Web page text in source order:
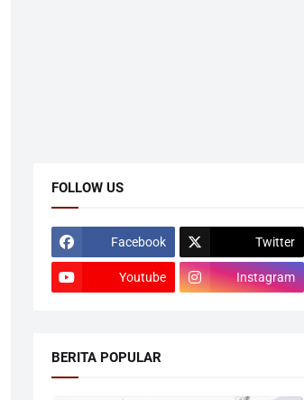
FOLLOW US
Facebook Twitter
Youtube Instagram
BERITA POPULAR